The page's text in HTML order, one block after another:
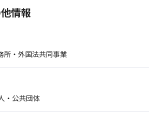
情報
所・外国法共同事業
・公共団体